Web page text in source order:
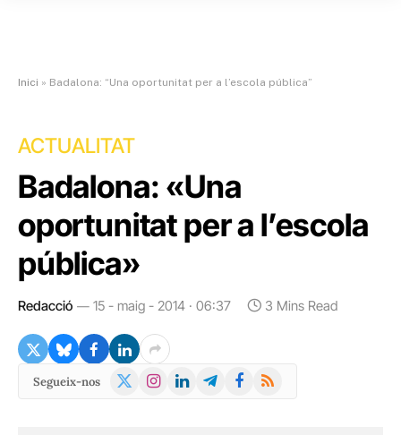
Inici » Badalona: “Una oportunitat per a l’escola pública”
ACTUALITAT
Badalona: «Una
oportunitat per a l’escola
pública»
Redacció 15 - maig - 2014 · 06:37 3 Mins Read
Segueix-nos
X
Instagram
LinkedInTelegramFacebook
RSS